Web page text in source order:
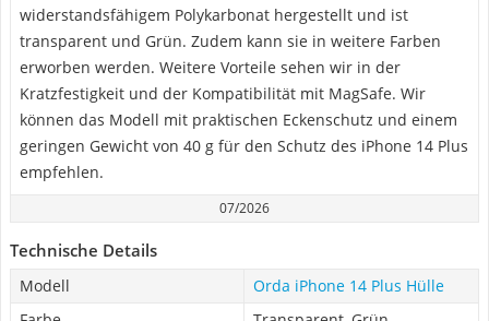
widerstandsfähigem Polykarbonat hergestellt und ist
transparent und Grün. Zudem kann sie in weitere Farben
erworben werden. Weitere Vorteile sehen wir in der
Kratzfestigkeit und der Kompatibilität mit MagSafe. Wir
können das Modell mit praktischen Eckenschutz und einem
geringen Gewicht von 40 g für den Schutz des iPhone 14 Plus
empfehlen.
07/2026
Technische Details
Modell
Orda iPhone 14 Plus Hülle